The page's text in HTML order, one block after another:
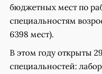
бюджетных мест по
специальностям
6398 мест).
В этом году открыты
специальностей: